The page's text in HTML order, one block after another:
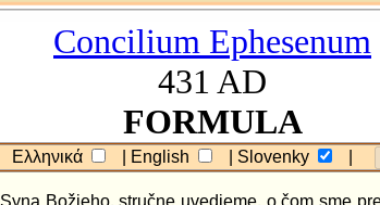
Concilium Ephesenum
431 AD
FORMULA
Ελληνικά | English | Slovenky
Božieho, stručne uvedieme, o čom sme